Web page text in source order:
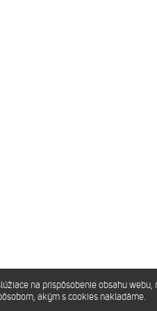
na prispôsobenie obsahu webu,
akým s cookies nakladáme.